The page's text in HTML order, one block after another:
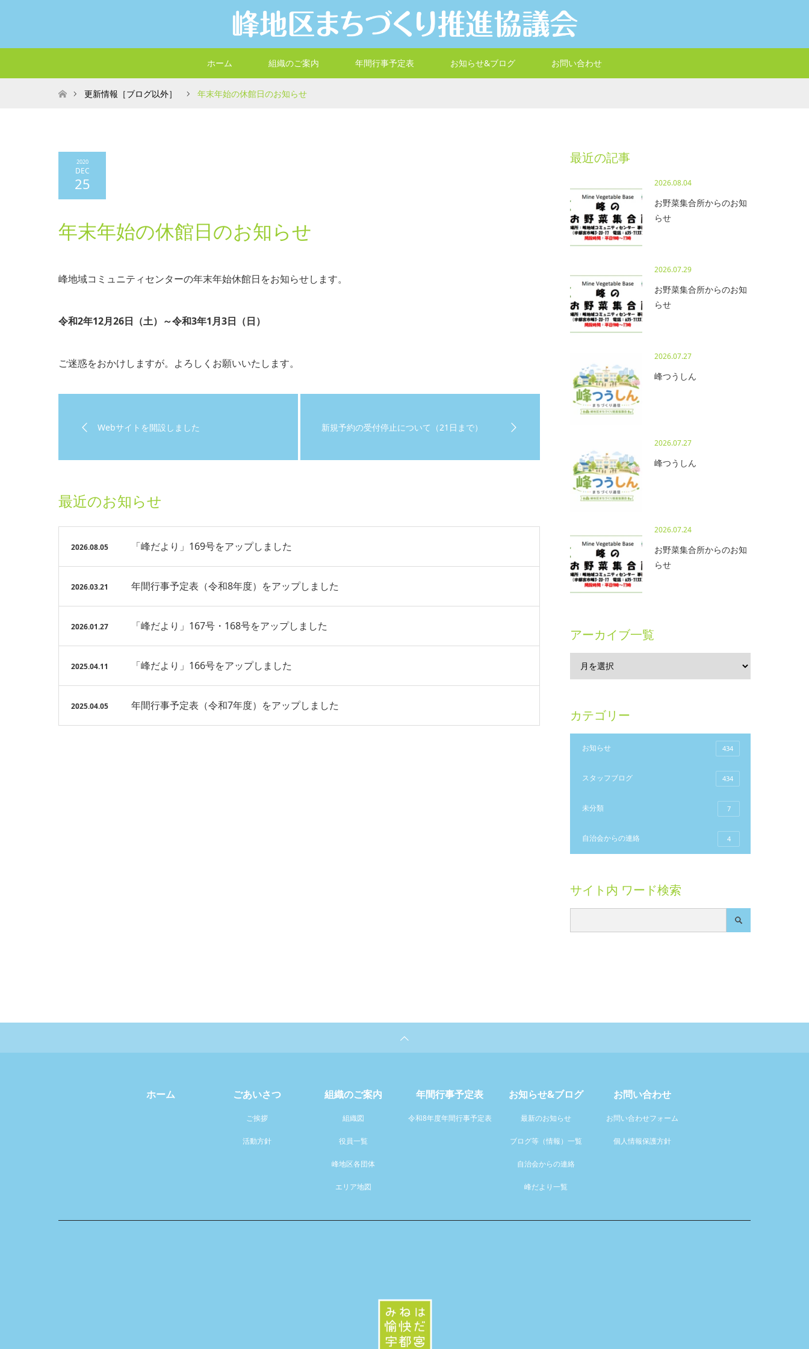
ホーム 組織のご案内 年間行事予定表 お知らせ&ブログ お問い合わせ
ホーム更新情報［ブログ以外］ 年末年始の休館日のお知らせ
2020
DEC
25
年末年始の休館日のお知らせ
峰地域コミュニティセンターの年末年始休館日をお知らせします。
令和2年12月26日（土）～令和3年1月3日（日）
ご迷惑をおかけしますが。よろしくお願いいたします。
Webサイトを開設しました 新規予約の受付停止について（21日まで）
最近のお知らせ
2026.08.05 「峰だより」169号をアップしました
2026.03.21 年間行事予定表（令和8年度）をアップしました
2026.01.27 「峰だより」167号・168号をアップしました
2025.04.11 「峰だより」166号をアップしました
2025.04.05 年間行事予定表（令和7年度）をアップしました
最近の記事
2026.08.04
お野菜集合所からのお知
らせ
2026.07.29
お野菜集合所からのお知
らせ
2026.07.27
峰つうしん
2026.07.27
峰つうしん
2026.07.24
お野菜集合所からのお知
らせ
アーカイブ一覧
カテゴリー
お知らせ 434
スタッフブログ 434
未分類 7
自治会からの連絡 4
サイト内 ワード検索
ホーム ごあいさつ
ご挨拶
活動方針
組織のご案内
組織図
役員一覧
峰地区各団体
エリア地図
年間行事予定表
令和8年度年間行事予定表
お知らせ&ブログ
最新のお知らせ
ブログ等（情報）一覧
自治会からの連絡
峰だより一覧
お問い合わせ
お問い合わせフォーム
個人情報保護方針